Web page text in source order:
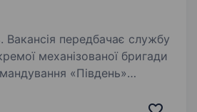
механізованої бригади
«Південь»